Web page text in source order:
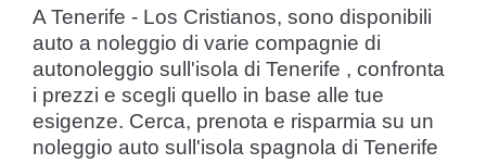
A Tenerife - Los Cristianos, sono disponibili
auto a noleggio di varie compagnie di
autonoleggio sull'isola di Tenerife , confronta
i prezzi e scegli quello in base alle tue
esigenze. Cerca, prenota e risparmia su un
noleggio auto sull'isola spagnola di Tenerife